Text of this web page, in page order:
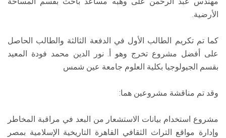
الأرضية.
كما تم تكريم الطالب الأول في الدفعة الثالثة والطالب الحاصل
على أفضل مشروع تخرج وهو أ. نور الدين محمد فودة المعيد
بقسم الجيولوجيا بكلية العلوم جامعة عين شمس
وقد تم مناقشة مشروعين هما:
مشروع استخدام بيانات الاستشعار من البعد في مراقبة المخاطر
وإدارة مواقع التراث الثقافي القاهرة التاريخية الإسلامية بمصر